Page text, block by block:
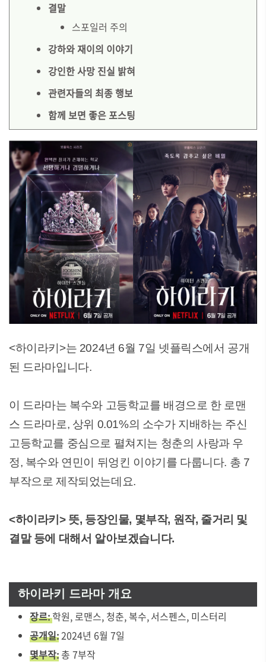
결말
스포일러 주의
강하와 재이의 이야기
강인한 사망 진실 밝혀
관련자들의 최종 행보
함께 보면 좋은 포스팅
<하이라키>는 2024년 6월 7일 넷플릭스에서 공개
된 드라마입니다.
이 드라마는 복수와 고등학교를 배경으로 한 로맨
스 드라마로, 상위 0.01%의 소수가 지배하는 주신
고등학교를 중심으로 펼쳐지는 청춘의 사랑과 우
정, 복수와 연민이 뒤엉킨 이야기를 다룹니다. 총 7
부작으로 제작되었는데요.
<하이라키> 뜻, 등장인물, 몇부작, 원작, 줄거리 및
결말 등에 대해서 알아보겠습니다.
하이라키 드라마 개요
장르:학원, 로맨스, 청춘, 복수, 서스펜스, 미스터리
공개일:2024년 6월 7일
몇부작:총 7부작